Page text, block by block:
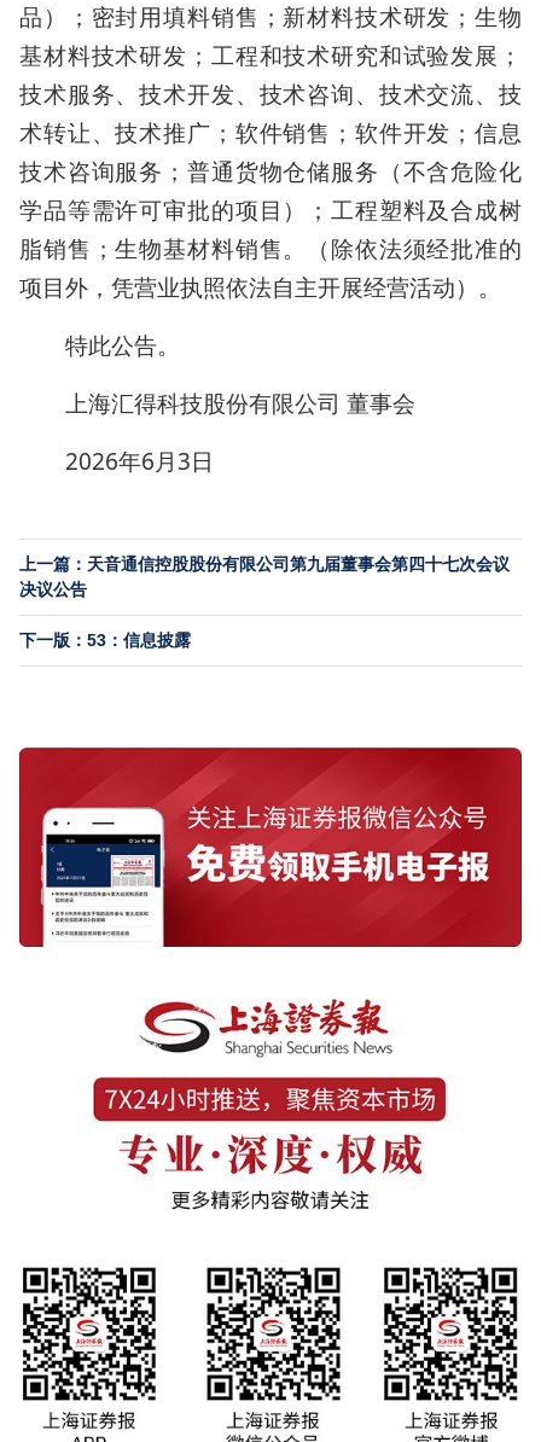
品）；密封用填料销售；新材料技术研发；生物
基材料技术研发；工程和技术研究和试验发展；
技术服务、技术开发、技术咨询、技术交流、技
术转让、技术推广；软件销售；软件开发；信息
技术咨询服务；普通货物仓储服务（不含危险化
学品等需许可审批的项目）；工程塑料及合成树
脂销售；生物基材料销售。（除依法须经批准的
项目外，凭营业执照依法自主开展经营活动）。
特此公告。
上海汇得科技股份有限公司 董事会
2026年6月3日
上一篇：天音通信控股股份有限公司第九届董事会第四十七次会议
决议公告
下一版：53：信息披露